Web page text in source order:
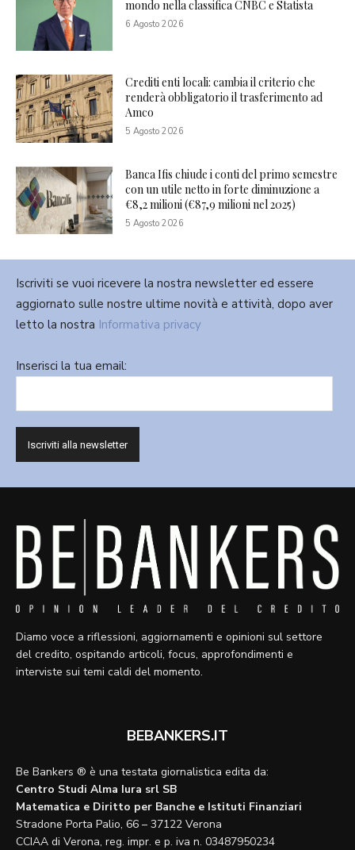
mondo nella classifica CNBC e Statista
6 Agosto 2026
Crediti enti locali: cambia il criterio che
renderà obbligatorio il trasferimento ad
Amco
5 Agosto 2026
Banca Ifis chiude i conti del primo semestre
con un utile netto in forte diminuzione a
€8,2 milioni (€87,9 milioni nel 2025)
5 Agosto 2026
Iscriviti se vuoi ricevere la nostra newsletter ed essere
aggiornato sulle nostre ultime novità e attività, dopo aver
letto la nostra Informativa privacy
Inserisci la tua email:
Diamo voce a riflessioni, aggiornamenti e opinioni sul settore
del credito, ospitando articoli, focus, approfondimenti e
interviste sui temi caldi del momento.
BEBANKERS.IT
Be Bankers ® è una testata giornalistica edita da:
Centro Studi Alma Iura srl SB
Matematica e Diritto per Banche e Istituti Finanziari
Stradone Porta Palio, 66 – 37122 Verona
CCIAA di Verona, reg. impr. e p. iva n. 03487950234